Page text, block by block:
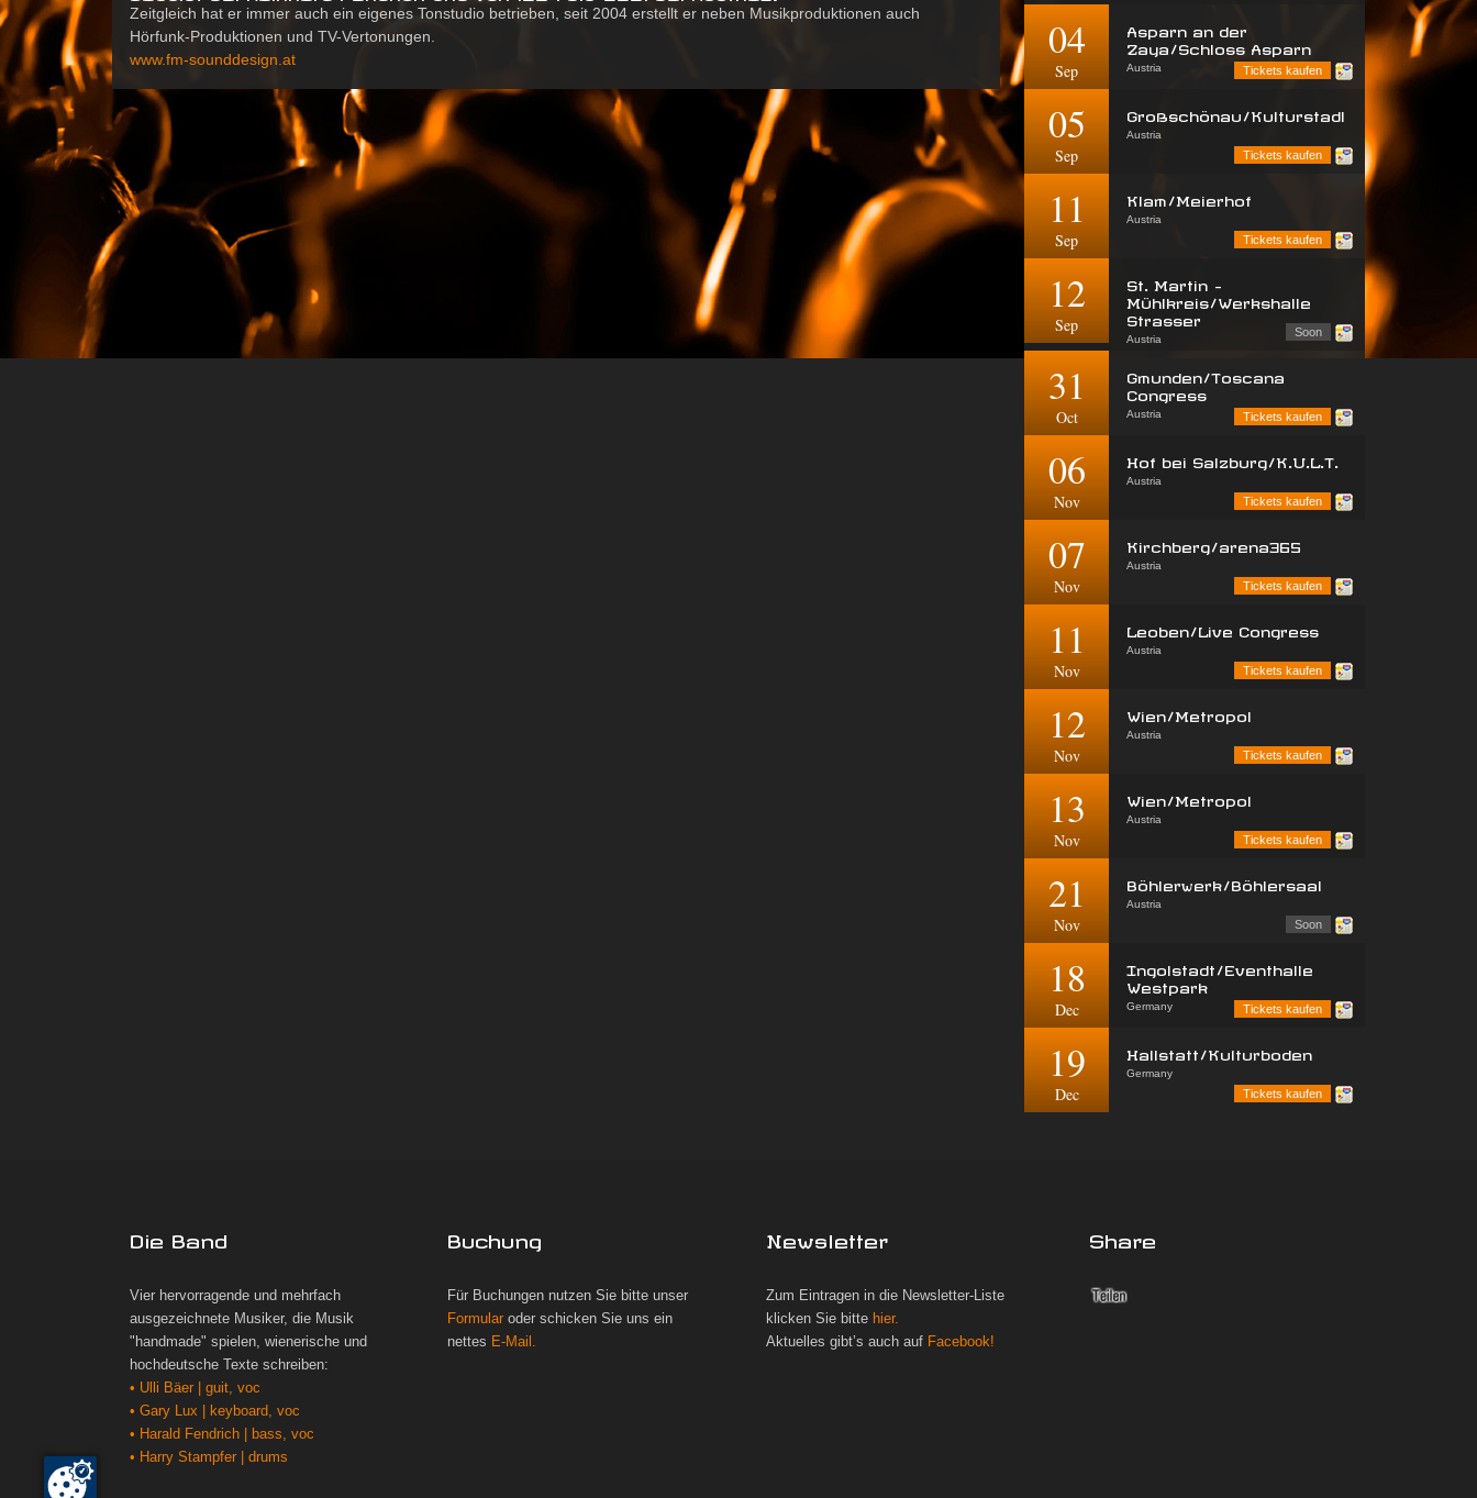
Zeitgleich hat er immer auch ein eigenes Tonstudio betrieben, seit 2004 erstellt er neben Musikproduktionen auch
Hörfunk-Produktionen und TV-Vertonungen.
www.fm-sounddesign.at
04
Sep
Asparn an der
Zaya/Schloss Asparn
Austria
Tickets kaufen
05
Sep
Großschönau/Kulturstadl
Austria
Tickets kaufen
11
Sep
Klam/Meierhof
Austria
Tickets kaufen
12
Sep
St. Martin -
Mühlkreis/Werkshalle
Strasser
Austria
Soon
31
Oct
Gmunden/Toscana
Congress
Austria
Tickets kaufen
06
Nov
Hof bei Salzburg/K.U.L.T.
Austria
Tickets kaufen
07
Nov
Kirchberg/arena365
Austria
Tickets kaufen
11
Nov
Leoben/Live Congress
Austria
Tickets kaufen
12
Nov
Wien/Metropol
Austria
Tickets kaufen
13
Nov
Wien/Metropol
Austria
Tickets kaufen
21
Nov
Böhlerwerk/Böhlersaal
Austria
Soon
18
Dec
Ingolstadt/Eventhalle
Westpark
Germany
Tickets kaufen
19
Dec
Hallstatt/Kulturboden
Germany
Tickets kaufen
Die Band
Vier hervorragende und mehrfach
ausgezeichnete Musiker, die Musik
"handmade" spielen, wienerische und
hochdeutsche Texte schreiben:
• Ulli Bäer | guit, voc
• Gary Lux | keyboard, voc
• Harald Fendrich | bass, voc
• Harry Stampfer | drums
Buchung
Für Buchungen nutzen Sie bitte unser
Formular oder schicken Sie uns ein
nettes E-Mail.
Newsletter
Zum Eintragen in die Newsletter-Liste
klicken Sie bitte hier.
Aktuelles gibt’s auch auf Facebook!
Share